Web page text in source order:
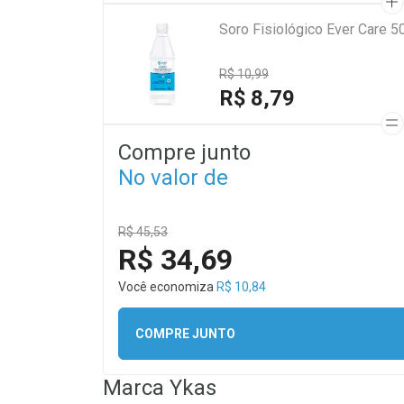
Soro Fisiológico Ever Care
R$ 10,99
R$ 8,79
Compre junto
No valor de
R$ 45,53
R$ 34,69
Você economiza R$ 10,84
COMPRE JUNTO
Marca Ykas